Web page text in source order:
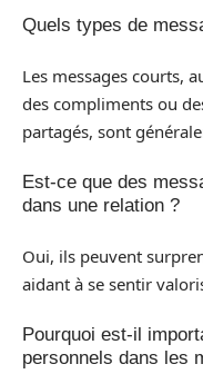
Quels types de
Les messages courts,
des compliments ou
partagés, sont
Est-ce que des
dans une relation ?
Oui, ils peuvent
aidant à se sentir
Pourquoi est-il
personnels dans les